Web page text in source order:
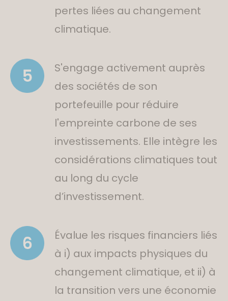
pertes liées au changement
climatique.
S'engage activement auprès
des sociétés de son
portefeuille pour réduire
l'empreinte carbone de ses
investissements. Elle intègre les
considérations climatiques tout
au long du cycle
d’investissement.
Évalue les risques financiers liés
à i) aux impacts physiques du
changement climatique, et ii) à
la transition vers une économie